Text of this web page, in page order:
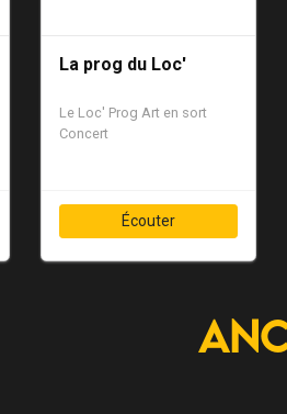
La prog du Loc'
Le Loc' Prog Art en sort
Concert
Écouter